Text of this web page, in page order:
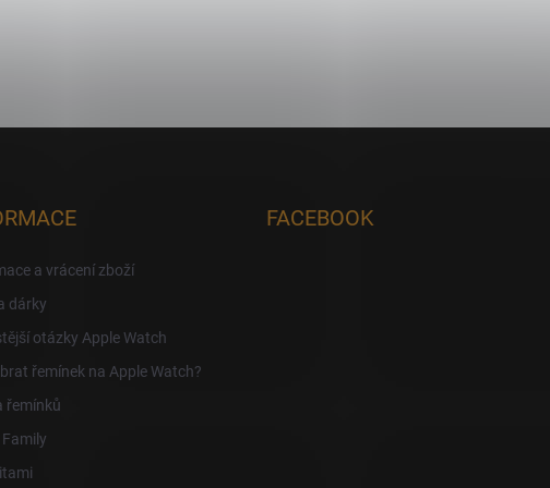
a vrácení zboží
dárky
otázky Apple Watch
řemínek na Apple Watch?
řemínků
FACEBOOK